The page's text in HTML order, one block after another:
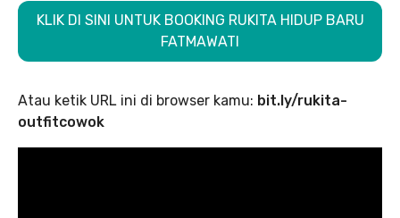
KLIK DI SINI UNTUK BOOKING RUKITA HIDUP BARU
FATMAWATI
Atau ketik URL ini di browser kamu: bit.ly/rukita-
outfitcowok